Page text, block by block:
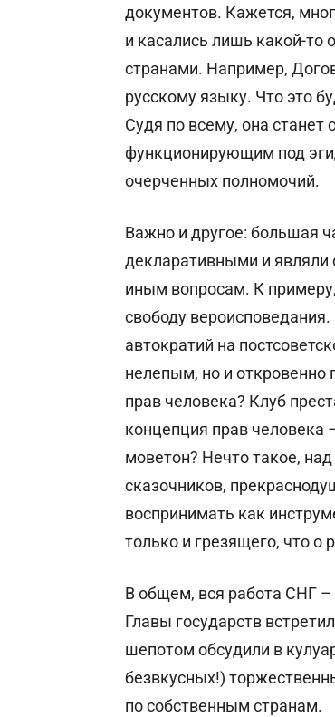
документов. Кажется,
и касались лишь какой-то
странами. Например,
русскому языку. Что это
Судя по всему, она
функционирующим под
очерченных полномочий.
Важно и другое: большая
декларативными и являли
иным вопросам. К
свободу вероисповедания.
автократий на
нелепым, но и откровенно
прав человека? Клуб
концепция прав человека
моветон? Нечто такое,
сказочников,
воспринимать как
только и грезящего, что о
В общем, вся работа СНГ –
Главы государств
шепотом обсудили в
безвкусных!)
по собственным странам.